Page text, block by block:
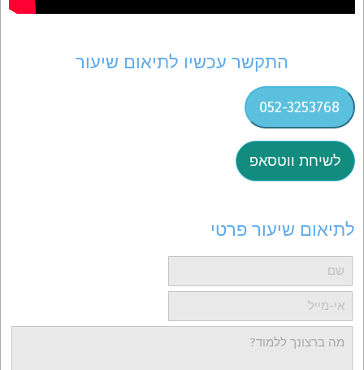
התקשר עכשיו לתיאום שיעור
052-3253768
לשיחת ווטסאפ
לתיאום שיעור פרטי